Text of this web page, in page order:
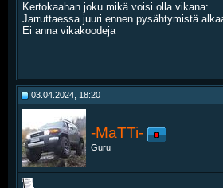
Kertokaahan joku mikä voisi olla vikana:
Jarruttaessa juuri ennen pysähtymistä
Ei anna vikakoodeja
03.04.2024, 18:20
-MaTTi-
Guru